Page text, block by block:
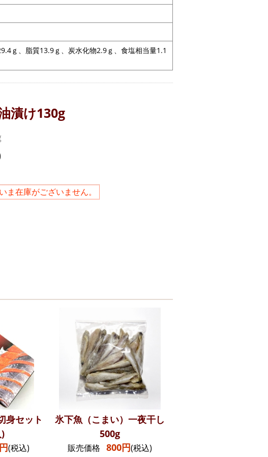
ｇ、脂質13.9ｇ、炭水化物2.9ｇ、食塩相当量1.1
漬け130g
ま在庫がございません。
身セット
(税込)
氷下魚（こまい）一夜干し
500g
販売価格 800円(税込)